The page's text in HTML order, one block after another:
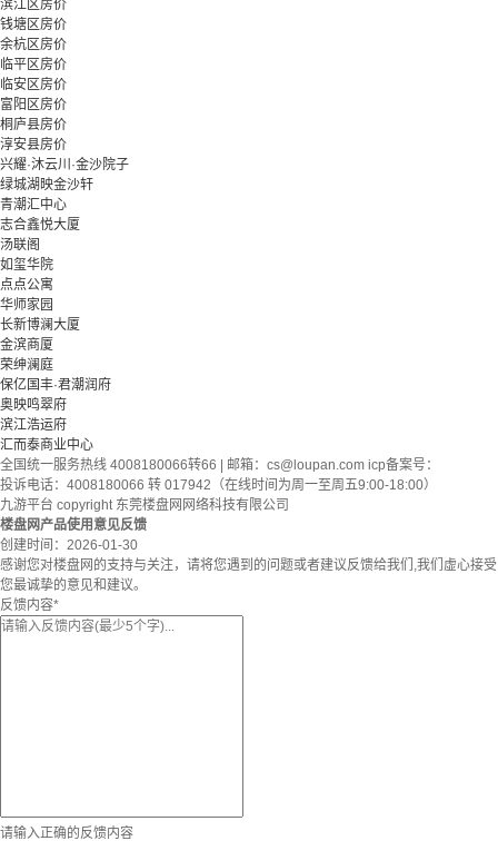
滨江区房价
钱塘区房价
余杭区房价
临平区房价
临安区房价
富阳区房价
桐庐县房价
淳安县房价
兴耀·沐云川·金沙院子
绿城湖映金沙轩
青潮汇中心
志合鑫悦大厦
汤联阁
如玺华院
点点公寓
华师家园
长新博澜大厦
金滨商厦
荣绅澜庭
保亿国丰·君潮润府
奥映鸣翠府
滨江浩运府
汇而泰商业中心
全国统一服务热线 4008180066转66 | 邮箱： cs@loupan.com icp备案号：
投诉电话：4008180066 转 017942（在线时间为周一至周五9:00-18:00）
九游平台 copyright 东莞楼盘网网络科技有限公司
楼盘网产品使用意见反馈
创建时间： 2026-01-30
感谢您对楼盘网的支持与关注，请将您遇到的问题或者建议反馈给我们,我们虚心接受
您最诚挚的意见和建议。
反馈内容*
请输入正确的反馈内容